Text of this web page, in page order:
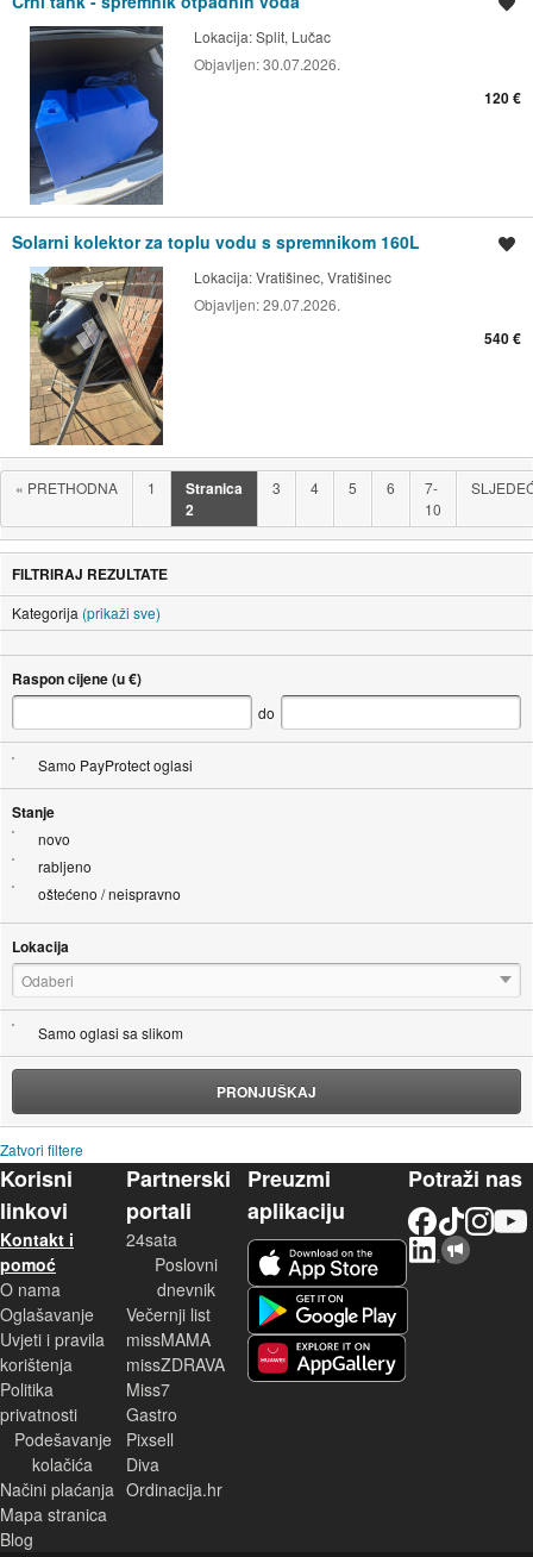
Lokacija:Split, Lučac
Objavljen:30.07.2026.
120 €
Solarni kolektor za toplu vodu s spremnikom 160L
Lokacija:Vratišinec, Vratišinec
Objavljen:29.07.2026.
540 €
« PRETHODNA 1
Stranica
2
3 4 5 6
7-
10
FILTRIRAJ REZULTATE
Kategorija (prikaži sve)
Raspon cijene (u €)
do
Samo PayProtect oglasi
Stanje
novo
rabljeno
oštećeno / neispravno
Lokacija
Odaberi
Samo oglasi sa slikom
PRONJUŠKAJ
Zatvori filtere
Korisni
linkovi
Kontakt i
pomoć
O nama
Oglašavanje
Uvjeti i pravila
korištenja
Politika
privatnosti
Podešavanje
kolačića
Načini plaćanja
Mapa stranica
Blog
Partnerski
portali
24sata
Poslovni
dnevnik
Večernji list
missMAMA
missZDRAVA
Miss7
Gastro
Pixsell
Diva
Ordinacija.hr
Preuzmi
aplikaciju
Potraži nas